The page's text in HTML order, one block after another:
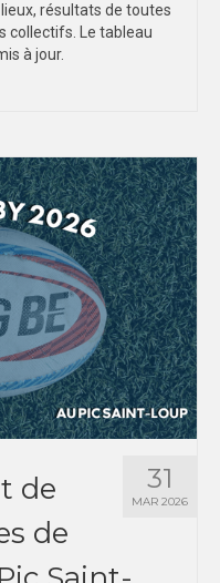
REFERENT
résultats de toutes
collectifs. Le tableau
à jour.
31
MAR 2026
de
de